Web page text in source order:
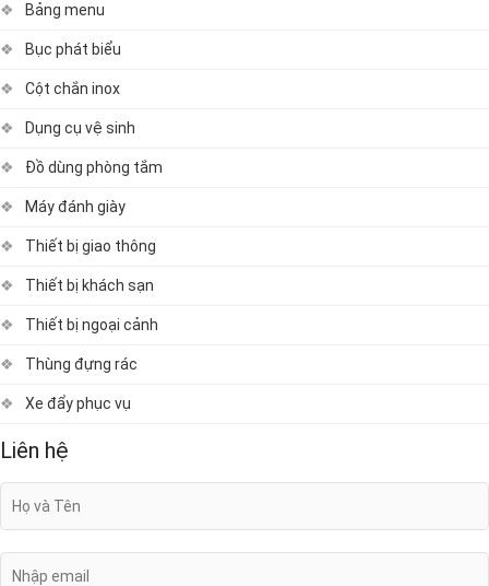
Bảng menu
Bục phát biểu
Cột chắn inox
Dụng cụ vệ sinh
Đồ dùng phòng tắm
Máy đánh giày
Thiết bị giao thông
Thiết bị khách sạn
Thiết bị ngoại cảnh
Thùng đựng rác
Xe đẩy phục vụ
Liên hệ